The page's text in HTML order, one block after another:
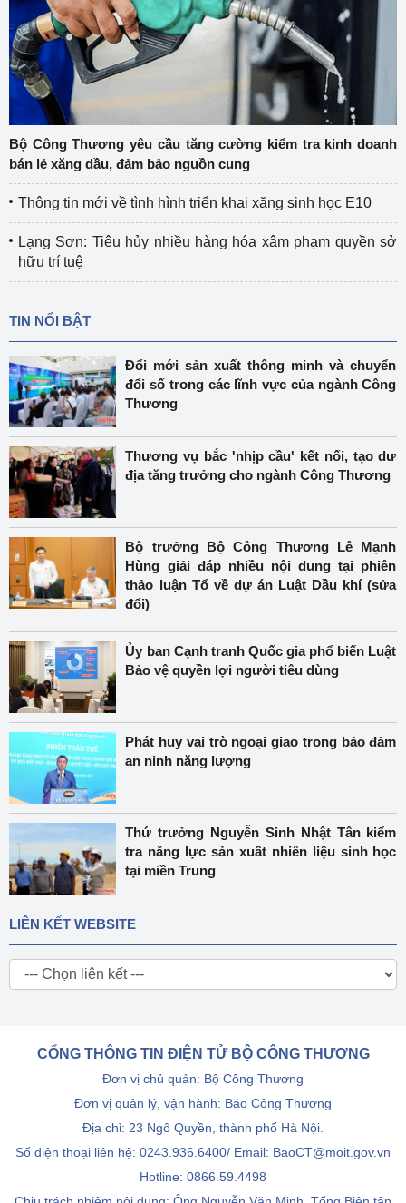
Bộ Công Thương yêu cầu tăng cường kiểm tra kinh doanh
bán lẻ xăng dầu, đảm bảo nguồn cung
Thông tin mới về tình hình triển khai xăng sinh học E10
Lạng Sơn: Tiêu hủy nhiều hàng hóa xâm phạm quyền sở
hữu trí tuệ
TIN NỔI BẬT
Đổi mới sản xuất thông minh và chuyển
đổi số trong các lĩnh vực của ngành Công
Thương
Thương vụ bắc 'nhịp cầu' kết nối, tạo dư
địa tăng trưởng cho ngành Công Thương
Bộ trưởng Bộ Công Thương Lê Mạnh
Hùng giải đáp nhiều nội dung tại phiên
thảo luận Tổ về dự án Luật Dầu khí (sửa
đổi)
Ủy ban Cạnh tranh Quốc gia phổ biến Luật
Bảo vệ quyền lợi người tiêu dùng
Phát huy vai trò ngoại giao trong bảo đảm
an ninh năng lượng
Thứ trưởng Nguyễn Sinh Nhật Tân kiểm
tra năng lực sản xuất nhiên liệu sinh học
tại miền Trung
LIÊN KẾT WEBSITE
CỔNG THÔNG TIN ĐIỆN TỬ BỘ CÔNG THƯƠNG
Đơn vị chủ quản: Bộ Công Thương
Đơn vị quản lý, vận hành: Báo Công Thương
Địa chỉ: 23 Ngô Quyền, thành phố Hà Nội.
Số điện thoại liên hệ: 0243.936.6400/ Email: BaoCT@moit.gov.vn
Hotline: 0866.59.4498